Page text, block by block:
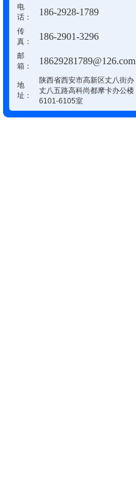
电
话：
186-2928-1789
传
真：
186-2901-3296
邮
箱：
18629281789@126.com
地
址：
陕西省西安市高新区丈八街办
丈八五路高科尚都摩卡办公楼
6101-6105室